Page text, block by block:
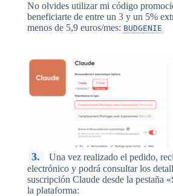
No olvides utilizar mi código
beneficiarte de entre un 3 y un 5%
menos de 5,9 euros/mes: BUDGENIE
3.
Una vez realizado el pedido,
electrónico y podrá consultar los
suscripción Claude desde la pestaña
la plataforma: